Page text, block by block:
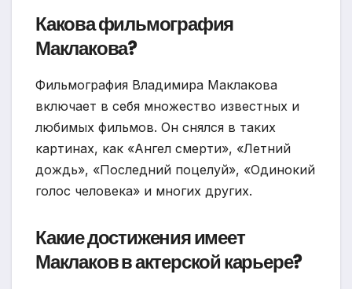
Какова фильмография
Маклакова?
Фильмография Владимира Маклакова
включает в себя множество известных и
любимых фильмов. Он снялся в таких
картинах, как «Ангел смерти», «Летний
дождь», «Последний поцелуй», «Одинокий
голос человека» и многих других.
Какие достижения имеет
Маклаков в актерской карьере?